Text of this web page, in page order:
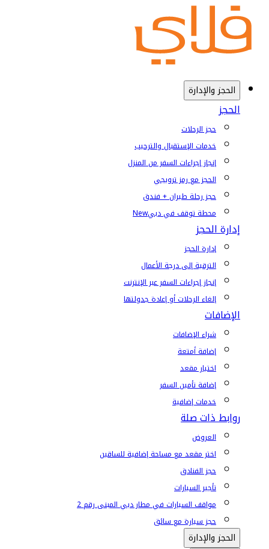
الحجز والإدارة
الحجز
حجز الرحلات
خدمات الإستقبال والترحيب
إنجاز إجراءات السفر من المنزل
الحجز مع رمز ترويجي
حجز رحلة طيران + فندق
محطة توقف في دبيNew
إدارة الحجز
إدارة الحجز
الترقية إلى درجة الأعمال
إنجاز إجراءات السفر عبر الإنترنت
إلغاء الرحلات أو إعادة جدولتها
الإضافات
شراء الإضافات
إضافة أمتعة
اختيار مقعد
إضافة تأمين السفر
خدمات إضافية
روابط ذات صلة
العروض
اختر مقعد مع مساحة إضافية للساقين
حجز الفنادق
تأجير السيارات
مواقف السيارات في مطار دبي المبنى رقم 2
حجز سيارة مع سائق
الحجز والإدارة